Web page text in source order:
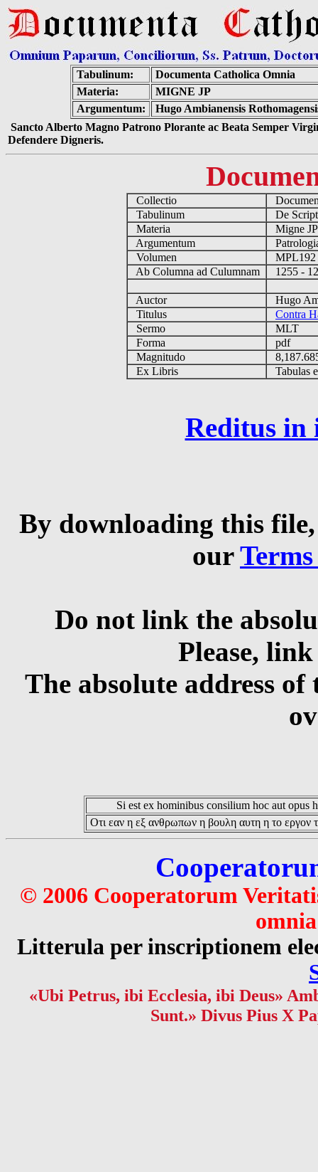
Tabulinum:
Documenta Catholica Omnia
Materia:
MIGNE JP
Argumentum:
Hugo Ambianensis
Sancto Alberto Magno Patrono Plorante ac Beata Semper
Defendere Digneris.
Collectio
Tabulinum
De
Materia
Migne
Argumentum
Volumen
Ab Columna ad Culumnam
1255 -
Auctor
Hugo
Titulus
Contra
Sermo
MLT
Forma
pdf
Magnitudo
Ex Libris
Tabulas
Reditus in
By downloading this
our
Do not link the
Please,
The absolute address
Si est ex hominibus consilium hoc aut opus
Οτι εαν η εξ ανθρωπων η βουλη αυτη η το εργον
© 2006 Cooperatorum
Litterula per inscriptionem
«Ubi Petrus, ibi Ecclesia, ibi Deus»
Sunt.» Divus Pius X